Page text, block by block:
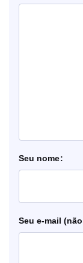
nome
e-mail